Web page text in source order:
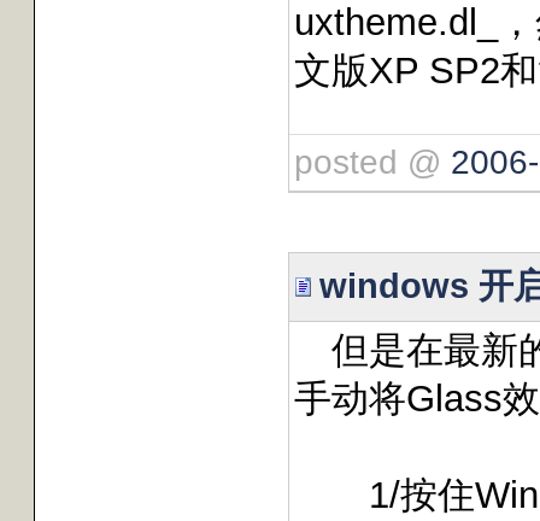
uxtheme.dl_
文版XP SP2
posted @
windows 开
但是在最新
手动将Glass
1/按住